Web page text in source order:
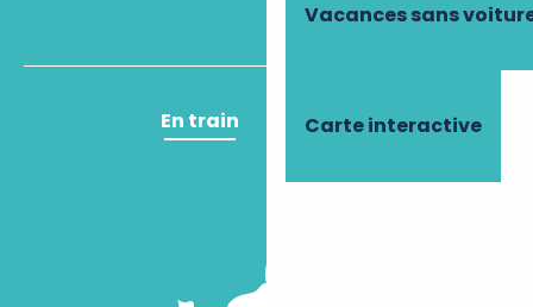
Vacances sans
Carte interactive
En train En avion